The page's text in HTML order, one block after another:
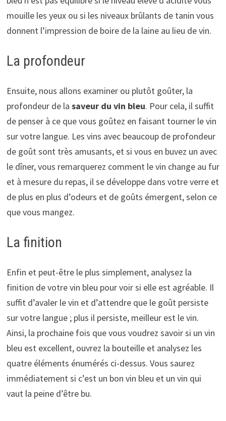
mouille les yeux ou si les niveaux brûlants de tanin vous
donnent l’impression de boire de la laine au lieu de vin.
La profondeur
Ensuite, nous allons examiner ou plutôt goûter, la
profondeur de la saveur du vin bleu. Pour cela, il suffit
de penser à ce que vous goûtez en faisant tourner le vin
sur votre langue. Les vins avec beaucoup de profondeur
de goût sont très amusants, et si vous en buvez un avec
le dîner, vous remarquerez comment le vin change au fur
et à mesure du repas, il se développe dans votre verre et
de plus en plus d’odeurs et de goûts émergent, selon ce
que vous mangez.
La finition
Enfin et peut-être le plus simplement, analysez la
finition de votre vin bleu pour voir si elle est agréable. Il
suffit d’avaler le vin et d’attendre que le goût persiste
sur votre langue ; plus il persiste, meilleur est le vin.
Ainsi, la prochaine fois que vous voudrez savoir si un vin
bleu est excellent, ouvrez la bouteille et analysez les
quatre éléments énumérés ci-dessus. Vous saurez
immédiatement si c’est un bon vin bleu et un vin qui
vaut la peine d’être bu.